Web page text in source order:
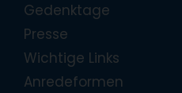
Gedenktage
Presse
Wichtige Links
Anredeformen